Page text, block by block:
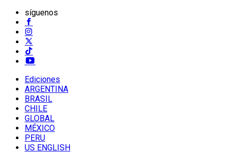
síguenos
Ediciones
ARGENTINA
BRASIL
CHILE
GLOBAL
MÉXICO
PERU
US ENGLISH